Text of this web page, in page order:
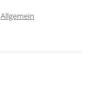
Allgemein